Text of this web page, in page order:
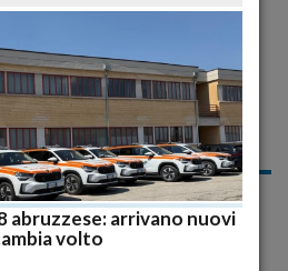
Dic
28
abruzzese: arrivano nuovi
volto